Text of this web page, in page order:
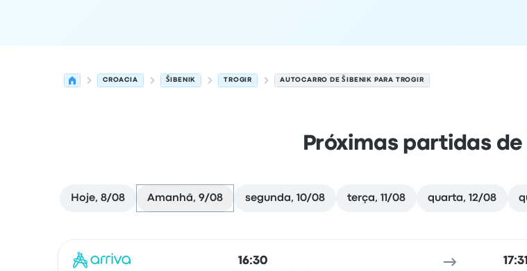
CROACIA ŠIBENIK TROGIR AUTOCARRO DE ŠIBENIK PARA TROGIR
Próximas partidas
Hoje, 8/08 Amanhã, 9/08 segunda, 10/08 terça, 11/08 quarta, 12/08
16:30 17:31